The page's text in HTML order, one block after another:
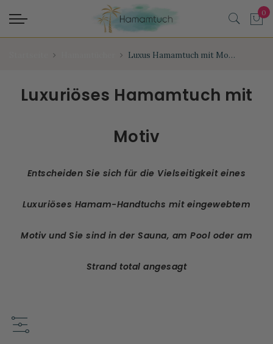
Luxus Hamamtuch mit Motiv
Luxuriöses Hamamtuch mit
Motiv
Entscheiden Sie sich für die Vielseitigkeit eines
Luxuriöses Hamam-Handtuchs mit eingewebtem
Motiv und Sie sind in der Sauna, am Pool oder am
Strand total angesagt